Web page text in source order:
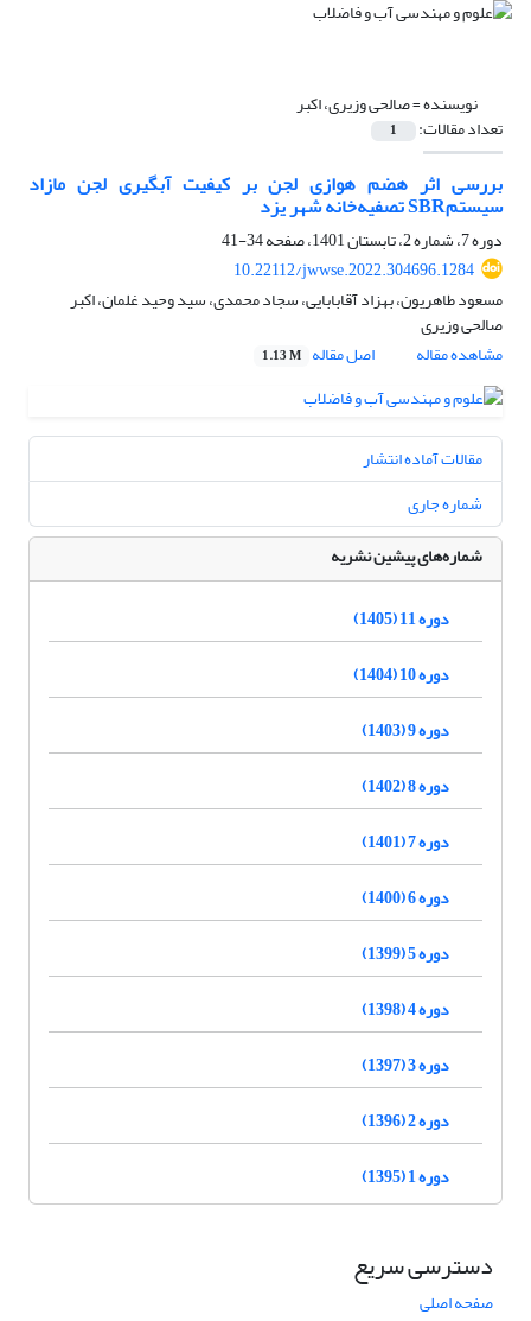
نویسنده =صالحی وزیری، اکبر
تعداد مقالات: 1
بررسی اثر هضم هوازی لجن بر کیفیت آبگیری لجن مازاد
سیستمSBR تصفیه‌خانه شهر یزد
دوره 7، شماره 2، تابستان 1401، صفحه
34-41
10.22112/jwwse.2022.304696.1284
مسعود طاهریون، بهزاد آقابابایی، سجاد محمدی، سید وحید غلمان، اکبر
صالحی وزیری
مشاهده مقاله
اصل مقاله 1.13 M
مقالات آماده انتشار
شماره جاری
شماره‌های پیشین نشریه
دوره 11 (1405)
دوره 10 (1404)
دوره 9 (1403)
دوره 8 (1402)
دوره 7 (1401)
دوره 6 (1400)
دوره 5 (1399)
دوره 4 (1398)
دوره 3 (1397)
دوره 2 (1396)
دوره 1 (1395)
دسترسی سریع
صفحه اصلی